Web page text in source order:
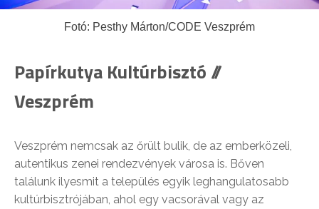
Fotó: Pesthy Márton/CODE Veszprém
Papírkutya Kultúrbisztó //
Veszprém
Veszprém nemcsak az őrült bulik, de az emberközeli,
autentikus zenei rendezvények városa is. Bőven
találunk ilyesmit a település egyik leghangulatosabb
kultúrbisztrójában, ahol egy vacsorával vagy az